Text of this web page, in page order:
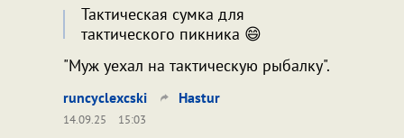
Тактическая сумка для
тактического пикника 😄
"Муж уехал на тактическую рыбалку".
runcyclexcski Hastur
14.09.25
15:03